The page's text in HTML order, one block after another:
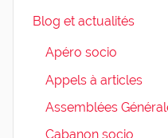
Blog et actualités
Apéro socio
Appels à articles
Assemblées
Cabanon socio